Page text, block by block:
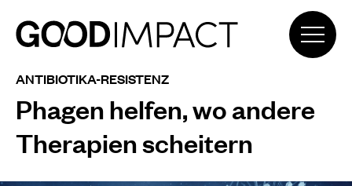
ANTIBIOTIKA-RESISTENZ
Phagen helfen, wo andere
Therapien scheitern